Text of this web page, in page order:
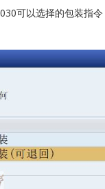
可以选择的包装指令